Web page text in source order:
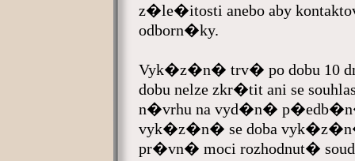
z�le�itosti anebo aby
odborn�ky.
Vyk�z�n� trv� po dobu 10
dobu nelze zkr�tit ani se
n�vrhu na vyd�n�
vyk�z�n� se doba
pr�vn� moci rozhodnut�